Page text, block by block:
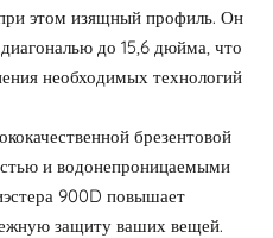
этом изящный профиль. Он
до 15,6 дюйма, что
необходимых технологий
брезентовой
и водонепроницаемыми
900D повышает
защиту ваших вещей.